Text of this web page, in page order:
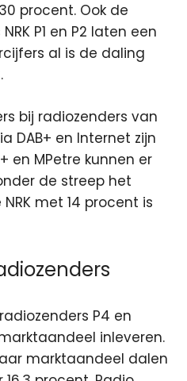
procent. Ook de
P1 en P2 laten een
al is de daling
bij radiozenders van
DAB+ en Internet zijn
en MPetre kunnen er
de streep het
met 14 procent is
P4 en
inleveren.
marktaandeel dalen